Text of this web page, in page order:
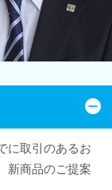
に取引のあるお
新商品のご提案